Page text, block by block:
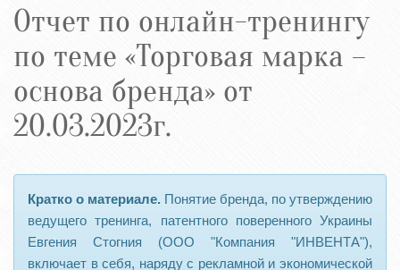
Отчет по онлайн-тренингу
по теме «Торговая марка –
основа бренда» от
20.03.2023г.
Кратко о материале. Понятие бренда, по утверждению
ведущего тренинга, патентного поверенного Украины
Евгения Стогния (ООО "Компания "ИНВЕНТА"),
включает в себя, наряду с рекламной и экономической